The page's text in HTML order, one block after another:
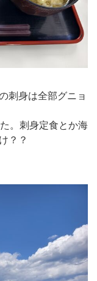
刺身は全部グニョ
。刺身定食とか海
？？